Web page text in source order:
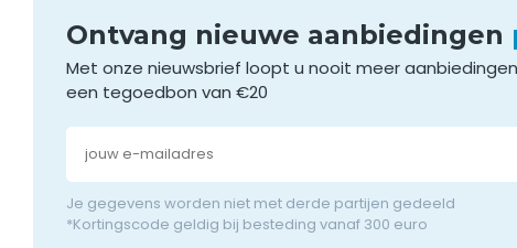
Ontvang nieuwe aanbiedingen
Met onze nieuwsbrief loopt u nooit meer
een tegoedbon van €20
Je gegevens worden niet met derde partijen gedeeld
*Kortingscode geldig bij besteding vanaf 300 euro